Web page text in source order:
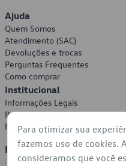
Ajuda
Quem Somos
Atendimento (SAC)
Devoluções e trocas
Perguntas Frequentes
Como comprar
Institucional
Informações Legais
Política de Privacidade
Política de Cookies
Formas de Pagamento
Para otimizar sua
fazemos uso de cookies.
consideramos que você